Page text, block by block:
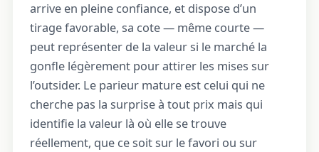
arrive en pleine confiance, et dispose d’un
tirage favorable, sa cote — même courte —
peut représenter de la valeur si le marché la
gonfle légèrement pour attirer les mises sur
l’outsider. Le parieur mature est celui qui ne
cherche pas la surprise à tout prix mais qui
identifie la valeur là où elle se trouve
réellement, que ce soit sur le favori ou sur